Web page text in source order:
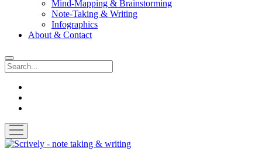
Mind-Mapping & Brainstorming
Note-Taking & Writing
Infographics
About & Contact
Search
open
menu
Scrively